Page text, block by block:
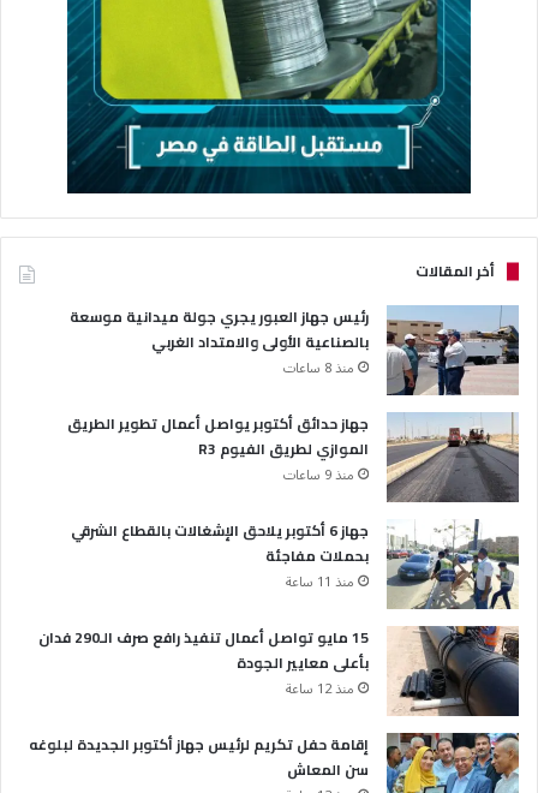
أخر المقالات
رئيس جهاز العبور يجري جولة ميدانية موسعة
بالصناعية الأولى والامتداد الغربي
منذ 8 ساعات
جهاز حدائق أكتوبر يواصل أعمال تطوير الطريق
الموازي لطريق الفيوم R3
منذ 9 ساعات
جهاز 6 أكتوبر يلاحق الإشغالات بالقطاع الشرقي
بحملات مفاجئة
منذ 11 ساعة
15 مايو تواصل أعمال تنفيذ رافع صرف الـ290 فدان
بأعلى معايير الجودة
منذ 12 ساعة
إقامة حفل تكريم لرئيس جهاز أكتوبر الجديدة لبلوغه
سن المعاش